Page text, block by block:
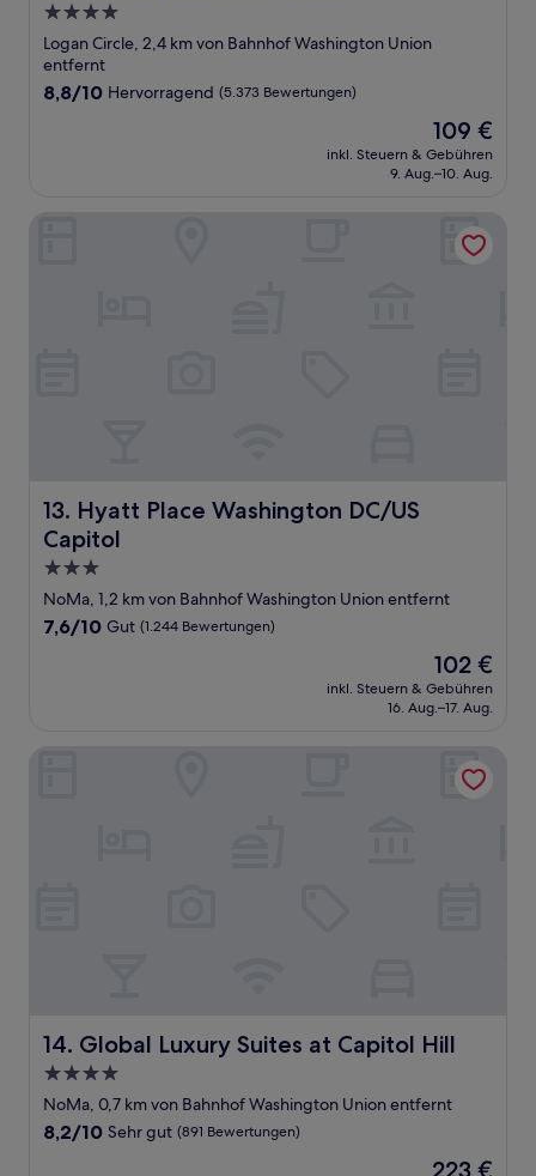
4.0-
Sterne-
Unterkunft
Logan Circle, 2,4 km von Bahnhof Washington Union
entfernt
8.8
8,8/10 Hervorragend (5.373 Bewertungen)
Der
Preis
beträgt
109 €
inkl. Steuern & Gebühren
9. Aug.–10. Aug.
13. Hyatt Place Washington DC/US
Capitol
Hyatt Place Washington DC/US Capitol
3.0-
Sterne-
Unterkunft
NoMa, 1,2 km von Bahnhof Washington Union entfernt
7.6
7,6/10 Gut (1.244 Bewertungen)
Der
Preis
beträgt
102 €
inkl. Steuern & Gebühren
16. Aug.–17. Aug.
14. Global Luxury Suites at Capitol Hill
Global Luxury Suites at Capitol Hill
4.0-
Sterne-
Unterkunft
NoMa, 0,7 km von Bahnhof Washington Union entfernt
8.2
8,2/10 Sehr gut (891 Bewertungen)
Der
223 €